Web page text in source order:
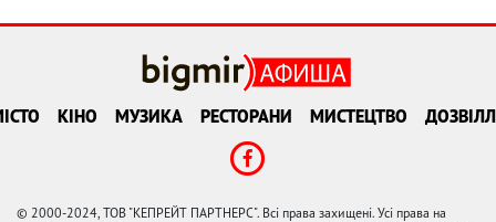
КІНО МУЗИКА РЕСТОРАНИ МИСТЕЦТВО
© 2000-2024, ТОВ "КЕПРЕЙТ ПАРТНЕРС". Всі права захищені. Усі права на